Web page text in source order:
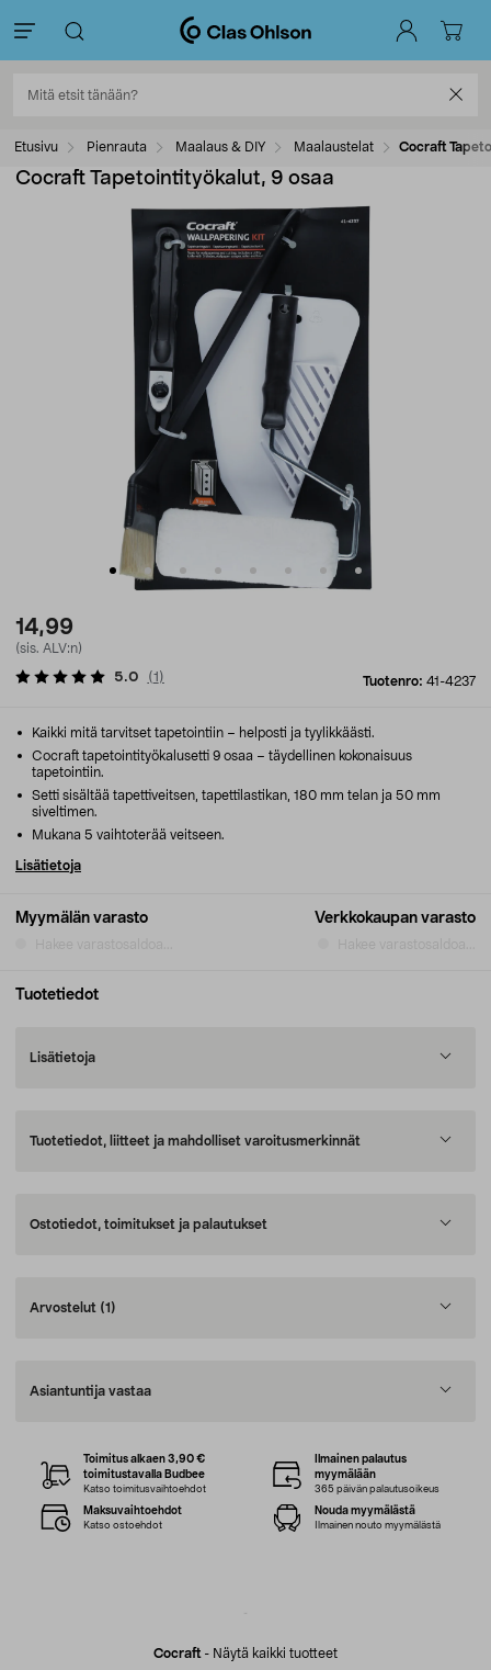
Etusivu Pienrauta Maalaus & DIY Maalaustelat Cocraft
Cocraft Tapetointityökalut, 9 osaa
14,99
(sis. ALV:n)
Tuotenro: 41-4237
5.0 (1 )
Myymälän varasto Verkkokaupan varasto
Kaikki mitä tarvitset tapetointiin – helposti ja tyylikkäästi.
Cocraft tapetointityökalusetti 9 osaa – täydellinen kokonaisuus
tapetointiin.
Setti sisältää tapettiveitsen, tapettilastikan, 180 mm telan ja 50 mm
siveltimen.
Mukana 5 vaihtoterää veitseen.
Lisätietoja
Tuotetiedot
Lisätietoja
Tuotetiedot, liitteet ja mahdolliset varoitusmerkinnät
Ostotiedot, toimitukset ja palautukset
Arvostelut (1)
Asiantuntija vastaa
Cocraft - Näytä kaikki tuotteet
Toimitus alkaen 3,90 €
toimitustavalla Budbee
Katso toimitusvaihtoehdot
Ilmainen palautus
myymälään
365 päivän palautusoikeus
Maksuvaihtoehdot
Katso ostoehdot
Nouda myymälästä
Ilmainen nouto myymälästä